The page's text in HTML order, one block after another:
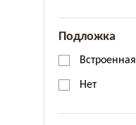
Подложка
Встроенная
Нет